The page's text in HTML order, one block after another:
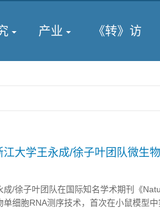
产业 《转》访
大学王永成/徐子叶团队微生
谢变化的内在联系
成/徐子叶团队在国际知名学术期刊《
单细胞RNA测序技术，首次在小鼠模型